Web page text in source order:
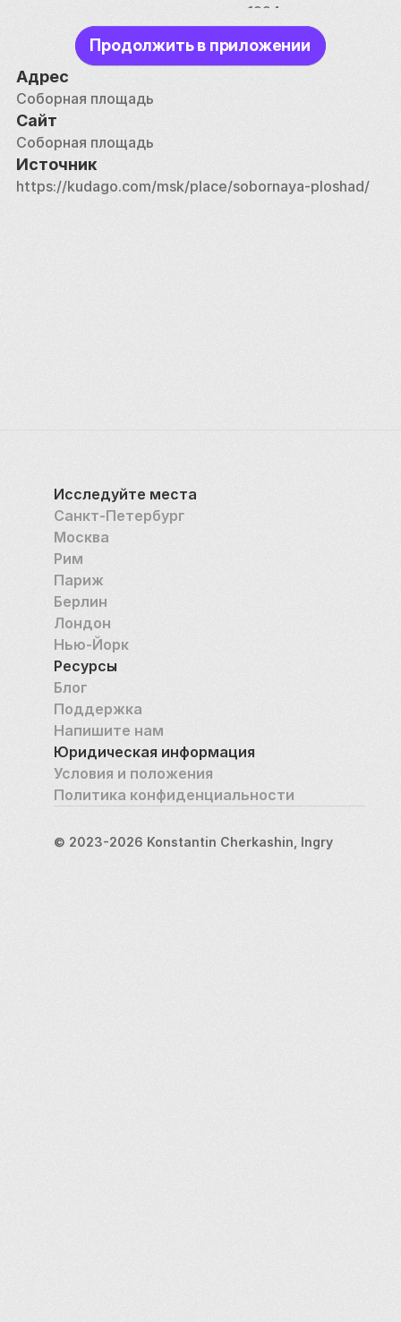
ее красное крыльцо, и только в 1994 году вернули
былую красоту.
Площадь вымостили камнем только в 1913 году:
до этого по ней передвигались по земле, которая
то превращалась в грязь, то замерзала.
Продолжить в приложении
Адрес
Соборная площадь
Сайт
Соборная площадь
Источник
https://kudago.com/msk/place/sobornaya-ploshad/
Исследуйте места
Санкт-Петербург
Москва
Рим
Париж
Берлин
Лондон
Нью-Йорк
Ресурсы
Блог
Поддержка
Напишите нам
Юридическая информация
Условия и положения
Политика конфиденциальности
© 2023-2026 Konstantin Cherkashin, Ingry